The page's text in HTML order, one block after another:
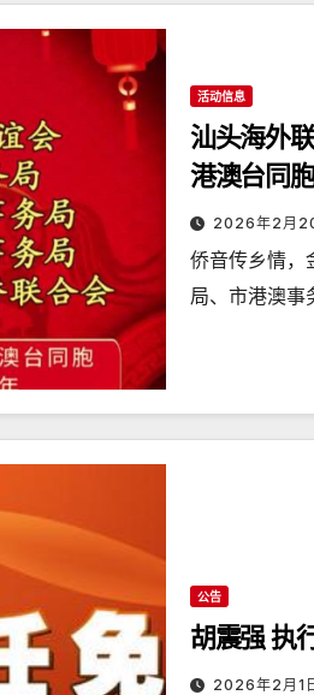
活动信息
汕头海外
港澳台同
2026年2月
侨音传乡情，
局、市港澳
公告
胡震强 执
2026年2月1